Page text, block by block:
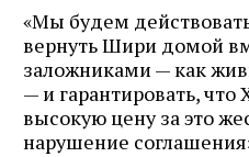
«Мы будем
вернуть Шири домой
заложниками — как
— и гарантировать,
высокую цену за это
нарушение